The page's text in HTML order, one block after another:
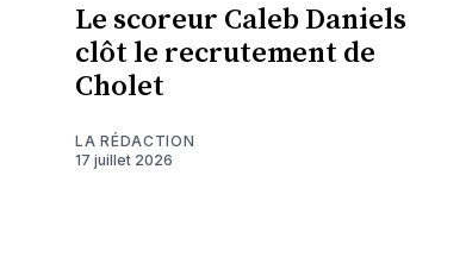
Le scoreur Caleb Daniels
clôt le recrutement de
Cholet
LA RÉDACTION
17 juillet 2026